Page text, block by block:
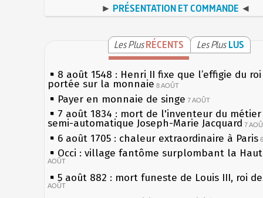
► PRÉSENTATION ET COMMANDE ◄
Les PlusRÉCENTS Les Plus LUS
8 août 1548 : Henri II fixe que l’effigie du
portée sur la monnaie 8 AOÛT
Payer en monnaie de singe 7 AOÛT
7 août 1834 : mort de l'inventeur du
semi-automatique Joseph-Marie Jacquard 7
6 août 1705 : chaleur extraordinaire à Paris
Occi : village fantôme surplombant la
AOÛT
5 août 882 : mort funeste de Louis III, roi
AOÛT